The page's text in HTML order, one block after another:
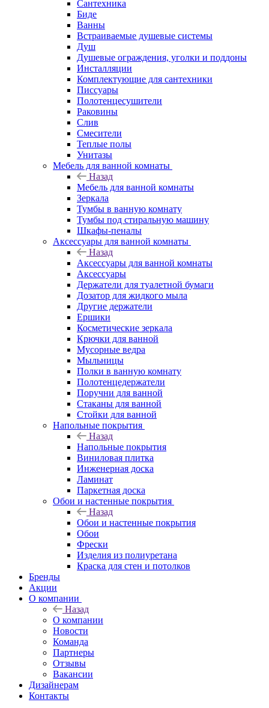
Сантехника
Биде
Ванны
Встраиваемые душевые системы
Душ
Душевые ограждения, уголки и поддоны
Инсталляции
Комплектующие для сантехники
Писсуары
Полотенцесушители
Раковины
Слив
Смесители
Теплые полы
Унитазы
Мебель для ванной комнаты
Назад
Мебель для ванной комнаты
Зеркала
Тумбы в ванную комнату
Тумбы под стиральную машину
Шкафы-пеналы
Аксессуары для ванной комнаты
Назад
Аксессуары для ванной комнаты
Аксессуары
Держатели для туалетной бумаги
Дозатор для жидкого мыла
Другие держатели
Ершики
Косметические зеркала
Крючки для ванной
Мусорные ведра
Мыльницы
Полки в ванную комнату
Полотенцедержатели
Поручни для ванной
Стаканы для ванной
Стойки для ванной
Напольные покрытия
Назад
Напольные покрытия
Виниловая плитка
Инженерная доска
Ламинат
Паркетная доска
Обои и настенные покрытия
Назад
Обои и настенные покрытия
Обои
Фрески
Изделия из полиуретана
Краска для стен и потолков
Бренды
Акции
О компании
Назад
О компании
Новости
Команда
Партнеры
Отзывы
Вакансии
Дизайнерам
Контакты